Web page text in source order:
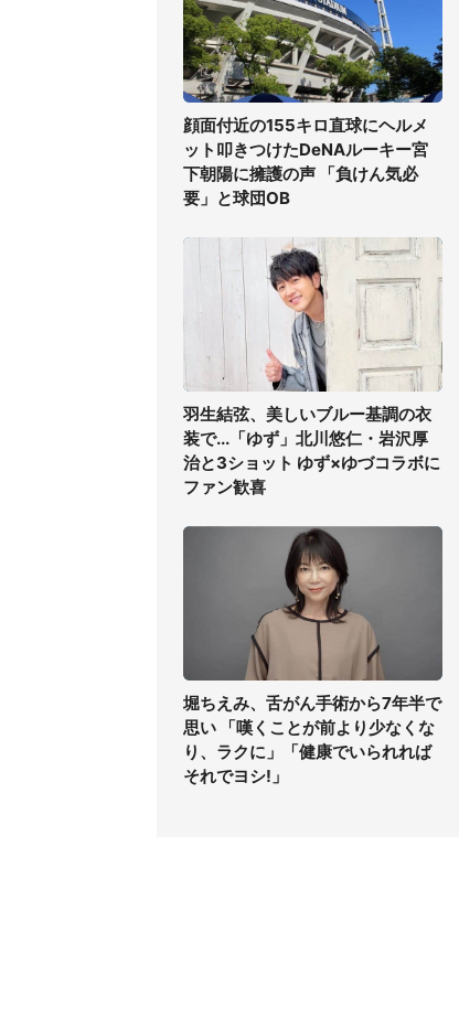
顔面付近の155キロ直球にヘルメ
ット叩きつけたDeNAルーキー宮
下朝陽に擁護の声 「負けん気必
要」と球団OB
羽生結弦、美しいブルー基調の衣
装で...「ゆず」北川悠仁・岩沢厚
治と3ショット ゆず×ゆづコラボに
ファン歓喜
堀ちえみ、舌がん手術から7年半で
思い 「嘆くことが前より少なくな
り、ラクに」「健康でいられれば
それでヨシ!」